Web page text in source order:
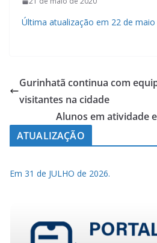
Última atualização em 22 de maio
Gurinhatã continua com
visitantes na cidade
Alunos em atividade
ATUALIZAÇÃO
Em 31 de JULHO de 2026.